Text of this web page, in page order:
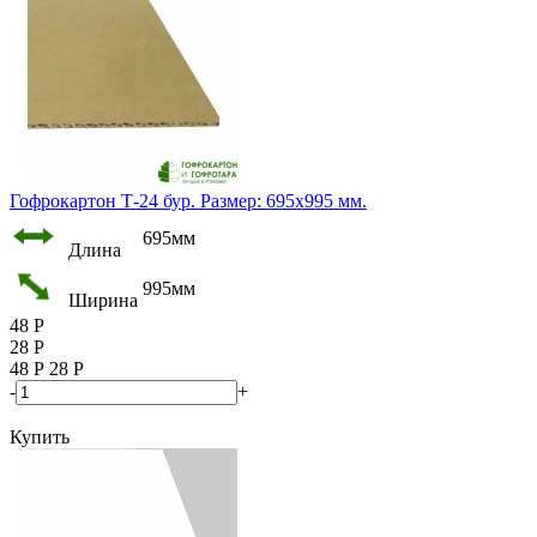
Гофрокартон Т-24 бур. Размер: 695х995 мм.
Длина
695мм
Ширина
995мм
48 Р
28 Р
48 Р 28 Р
-
+
Купить